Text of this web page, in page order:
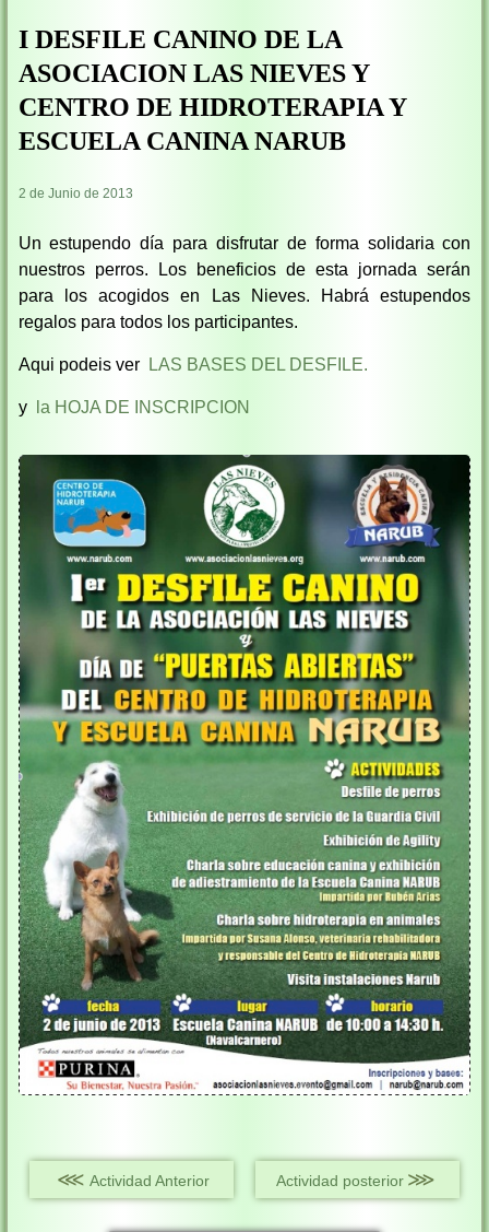
I DESFILE CANINO DE LA
ASOCIACION LAS NIEVES Y
CENTRO DE HIDROTERAPIA Y
ESCUELA CANINA NARUB
2 de Junio de 2013
Un estupendo día para disfrutar de forma solidaria con
nuestros perros. Los beneficios de esta jornada serán
para los acogidos en Las Nieves. Habrá estupendos
regalos para todos los participantes.
Aqui podeis ver LAS BASES DEL DESFILE.
y la HOJA DE INSCRIPCION
⋘ Actividad Anterior Actividad posterior ⋙